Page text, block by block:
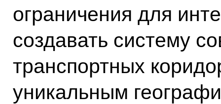
ограничения для
создавать систему
транспортных
уникальным